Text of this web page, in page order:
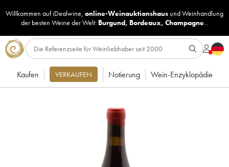
Willkommen auf iDealwine, online-Weinauktionshaus undWeinhandlung
der besten Weine der Welt: Burgund, Bordeaux, Champagne...
Kaufen VERKAUFEN Notierung Wein-Enzyklopädie